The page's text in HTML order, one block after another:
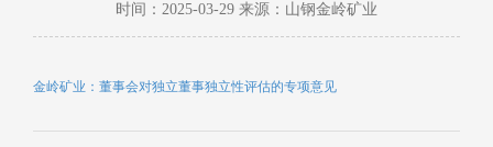
时间：2025-03-29 来源：山钢金岭矿业
金岭矿业：董事会对独立董事独立性评估的专项意见